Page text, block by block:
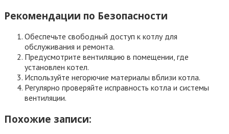
Рекомендации по Безопасности
Обеспечьте свободный доступ к котлу для
обслуживания и ремонта.
Предусмотрите вентиляцию в помещении, где
установлен котел.
Используйте негорючие материалы вблизи котла.
Регулярно проверяйте исправность котла и системы
вентиляции.
Похожие записи: